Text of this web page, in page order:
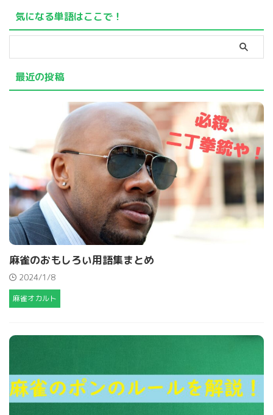
ことが宣言できる条件です。
気になる単語はここで！
最近の投稿
麻雀のおもしろい用語集まとめ
2024/1/8
麻雀オカルト